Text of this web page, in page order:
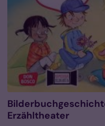
Erzähltheater